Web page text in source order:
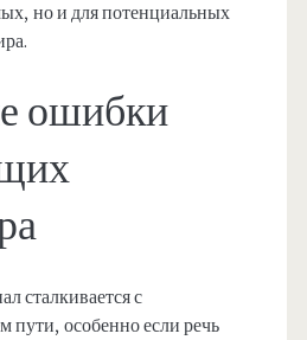
но и для потенциальных
ошибки
сталкивается с
пути, особенно если речь